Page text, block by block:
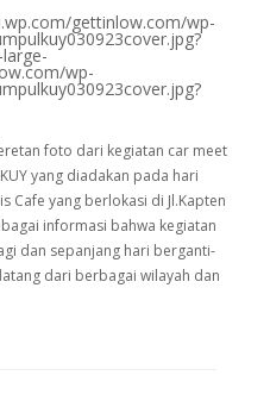
gettinlow.com/wp-
wp-
foto dari kegiatan car meet
yang diadakan pada hari
Cafe yang berlokasi di Jl.Kapten
informasi bahwa kegiatan
dan sepanjang hari berganti-
dari berbagai wilayah dan